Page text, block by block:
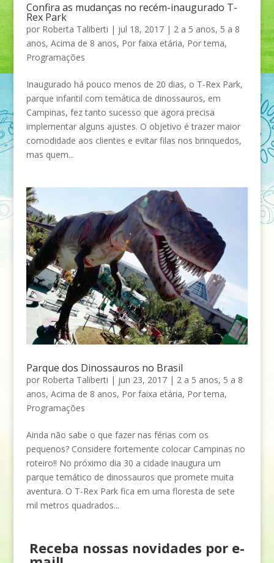
Confira as mudanças no recém-inaugurado T-
Rex Park
por Roberta Taliberti | jul 18, 2017| 2 a 5 anos, 5 a 8
anos, Acima de 8 anos, Por faixa etária, Por tema,
Programações
Inaugurado há pouco menos de 20 dias, o T-Rex Park,
parque infantil com temática de dinossauros, em
Campinas, fez tanto sucesso que agora precisa
implementar alguns ajustes. O objetivo é trazer maior
comodidade aos clientes e evitar filas nos brinquedos,
mas quem...
Parque dos Dinossauros no Brasil
por Roberta Taliberti | jun 23, 2017| 2 a 5 anos, 5 a 8
anos, Acima de 8 anos, Por faixa etária, Por tema,
Programações
Ainda não sabe o que fazer nas férias com os
pequenos? Considere fortemente colocar Campinas no
roteiro!! No próximo dia 30 a cidade inaugura um
parque temático de dinossauros que promete muita
aventura. O T-Rex Park fica em uma floresta de sete
mil metros quadrados...
Receba nossas novidades por e-